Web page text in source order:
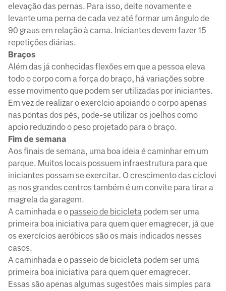
elevação das pernas. Para isso, deite novamente e
levante uma perna de cada vez até formar um ângulo de
90 graus em relação à cama. Iniciantes devem fazer 15
repetições diárias.
Braços
Além das já conhecidas flexões em que a pessoa eleva
todo o corpo com a força do braço, há variações sobre
esse movimento que podem ser utilizadas por iniciantes.
Em vez de realizar o exercício apoiando o corpo apenas
nas pontas dos pés, pode-se utilizar os joelhos como
apoio reduzindo o peso projetado para o braço.
Fim de semana
Aos finais de semana, uma boa ideia é caminhar em um
parque. Muitos locais possuem infraestrutura para que
iniciantes possam se exercitar. O crescimento dasciclovi
as nos grandes centros também é um convite para tirar a
magrela da garagem.
A caminhada e o passeio de bicicleta podem ser uma
primeira boa iniciativa para quem quer emagrecer, já que
os exercícios aeróbicos são os mais indicados nesses
casos.
A caminhada e o passeio de bicicleta podem ser uma
primeira boa iniciativa para quem quer emagrecer.
Essas são apenas algumas sugestões mais simples para